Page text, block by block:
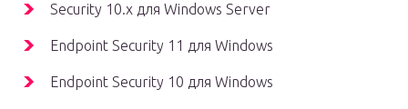
Security 10.x для Windows Server
Endpoint Security 11 для Windows
Endpoint Security 10 для Windows